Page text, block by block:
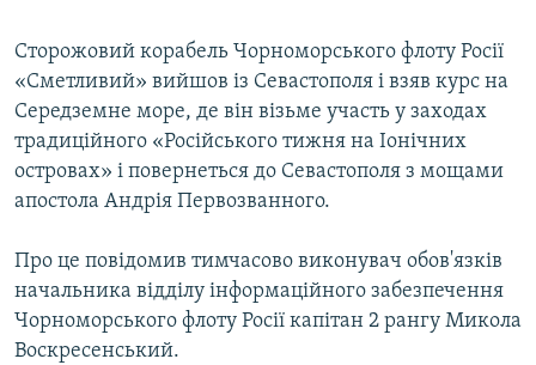
Сторожовий корабель Чорноморського флоту Росії
«Сметливий» вийшов із Севастополя і взяв курс на
Середземне море, де він візьме участь у заходах
традиційного «Російського тижня на Іонічних
островах» і повернеться до Севастополя з мощами
апостола Андрія Первозванного.
Про це повідомив тимчасово виконувач обов'язків
начальника відділу інформаційного забезпечення
Чорноморського флоту Росії капітан 2 рангу Микола
Воскресенський.